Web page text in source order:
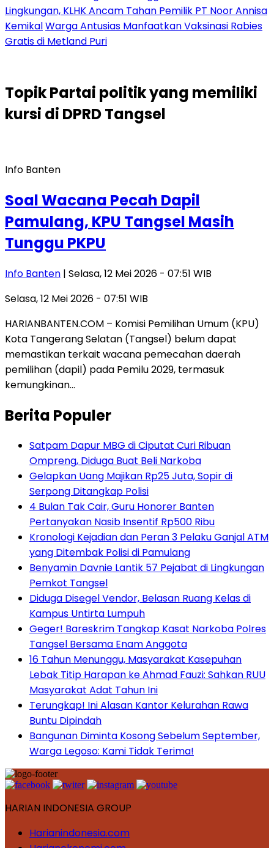
Lingkungan, KLHK Ancam Tahan Pemilik PT Noor Annisa
KemikalWarga Antusias Manfaatkan Vaksinasi Rabies
Gratis di Metland Puri
TopikPartai politik yang memiliki
kursi di DPRD Tangsel
Info Banten
Soal Wacana Pecah Dapil
Pamulang, KPU Tangsel Masih
Tunggu PKPU
Info Banten | Selasa, 12 Mei 2026 - 07:51 WIB
Selasa, 12 Mei 2026 - 07:51 WIB
HARIANBANTEN.COM – Komisi Pemilihan Umum (KPU)
Kota Tangerang Selatan (Tangsel) belum dapat
memastikan terkait wacana pemecahan daerah
pemilihan (dapil) pada Pemilu 2029, termasuk
kemungkinan…
Berita Populer
Satpam Dapur MBG di Ciputat Curi Ribuan
Ompreng, Diduga Buat Beli Narkoba
Gelapkan Uang Majikan Rp25 Juta, Sopir di
Serpong Ditangkap Polisi
4 Bulan Tak Cair, Guru Honorer Banten
Pertanyakan Nasib Insentif Rp500 Ribu
Kronologi Kejadian dan Peran 3 Pelaku Ganjal ATM
yang Ditembak Polisi di Pamulang
Benyamin Davnie Lantik 57 Pejabat di Lingkungan
Pemkot Tangsel
Diduga Disegel Vendor, Belasan Ruang Kelas di
Kampus Untirta Lumpuh
Geger! Bareskrim Tangkap Kasat Narkoba Polres
Tangsel Bersama Enam Anggota
16 Tahun Menunggu, Masyarakat Kasepuhan
Lebak Titip Harapan ke Ahmad Fauzi: Sahkan RUU
Masyarakat Adat Tahun Ini
Terungkap! Ini Alasan Kantor Kelurahan Rawa
Buntu Dipindah
Bangunan Diminta Kosong Sebelum September,
Warga Legoso: Kami Tidak Terima!
HARIAN INDONESIA GROUP
Harianindonesia.com